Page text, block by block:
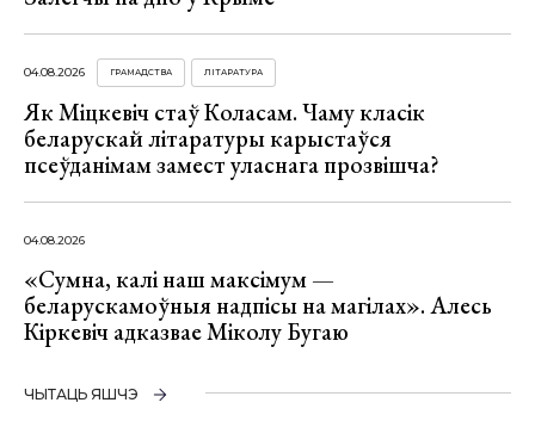
04.08.2026 ГРАМАДСТВА ЛІТАРАТУРА
Як Міцкевіч стаў Коласам. Чаму класік
беларускай літаратуры карыстаўся
псеўданімам замест уласнага прозвішча?
04.08.2026
«Сумна, калі наш максімум —
беларускамоўныя надпісы на магілах». Алесь
Кіркевіч адказвае Міколу Бугаю
ЧЫТАЦЬ ЯШЧЭ